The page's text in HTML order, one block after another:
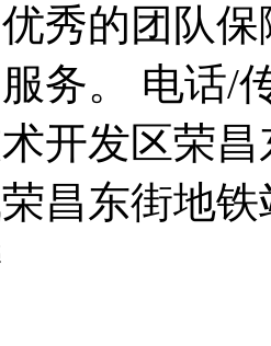
秀的团队
务。 电话/
开发区荣
昌东街地